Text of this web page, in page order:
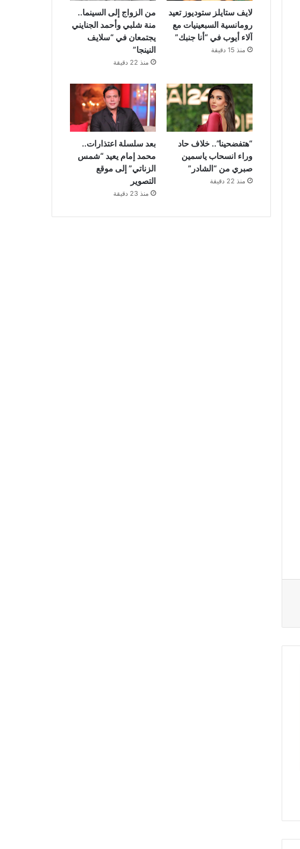
لايف ستايلز ستوديوز تعيد
رومانسية السبعينيات مع
آلاء أيوب في “أنا جنبك”
منذ 15 دقيقة
من الزواج إلى السينما..
منة شلبي وأحمد الجنايني
يجتمعان في “سلايف
النينجا”
منذ 22 دقيقة
“هتفضحينا”.. خلاف حاد
وراء انسحاب ياسمين
صبري من “الشادر”
منذ 22 دقيقة
بعد سلسلة اعتذارات..
محمد إمام يعيد “شمس
الزناتي” إلى موقع
التصوير
منذ 23 دقيقة